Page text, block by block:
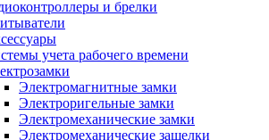
и брелки
учета рабочего времени
Электромагнитные замки
Электроригельные замки
Электромеханические замки
Электромеханические защелки